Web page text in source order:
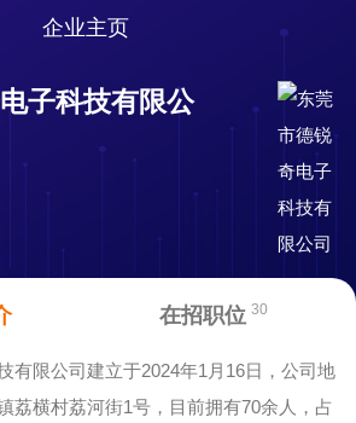
企业主页
子科技有限公
在招职位 30
有限公司建立于2024年1月16日，公司地
荔横村荔河街1号，目前拥有70余人，占